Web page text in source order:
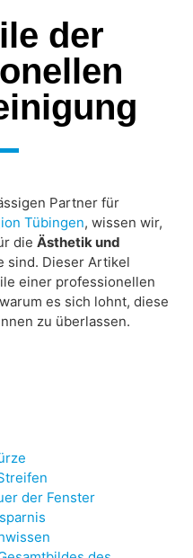
der
Partner für
Tübingen, wissen wir,
die Ästhetik und
sind. Dieser Artikel
einer professionellen
es sich lohnt, diese
zu überlassen.
der Fenster